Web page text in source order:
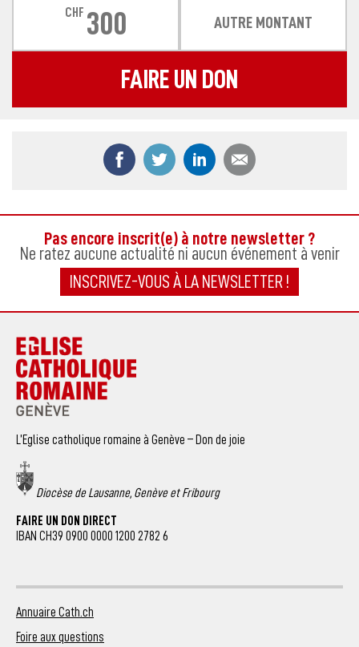
CHF 300 AUTRE MONTANT
FAIRE UN DON
Partager ce contenu sur Facebook
Partager ce contenu sur Twitter
Partager ce contenu
Pas encore inscrit(e) à notre newsletter ?
Ne ratez aucune actualité ni aucun événement à venir
INSCRIVEZ-VOUS À LA NEWSLETTER !
L’Eglise catholique romaine à Genève – Don de joie
Diocèse de Lausanne, Genève et Fribourg
FAIRE UN DON DIRECT
IBAN CH39 0900 0000 1200 2782 6
Annuaire Cath.ch
Foire aux questions